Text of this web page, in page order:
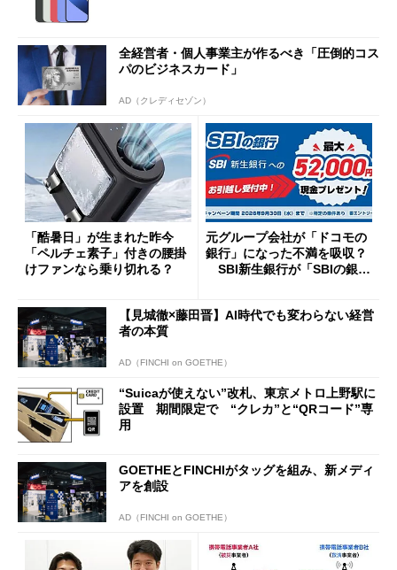
全経営者・個人事業主が作るべき「圧倒的コス
パのビジネスカード」
AD（クレディセゾン）
「酷暑日」が生まれた昨今
「ペルチェ素子」付きの腰掛
けファンなら乗り切れる？
元グループ会社が「ドコモの
銀行」になった不満を吸収？
SBI新生銀行が「SBIの銀
開催
【見城徹×藤田晋】AI時代でも変わらない経営
者の本質
AD（FINCHI on GOETHE）
“Suicaが使えない”改札、東京メトロ上野駅に
設置 期間限定で “クレカ”と“QRコード”専
用
GOETHEとFINCHIがタッグを組み、新メディ
アを創設
AD（FINCHI on GOETHE）